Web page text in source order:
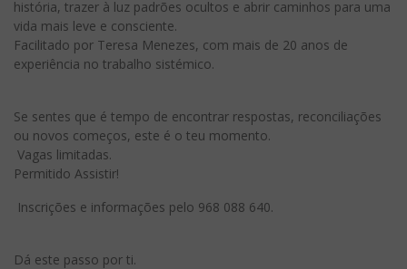
história, trazer à luz padrões ocultos e abrir caminhos para uma
vida mais leve e consciente.
Facilitado por Teresa Menezes, com mais de 20 anos de
experiência no trabalho sistémico.
Se sentes que é tempo de encontrar respostas, reconciliações
ou novos começos, este é o teu momento.
Vagas limitadas.
Permitido Assistir!
Inscrições e informações pelo 968 088 640.
Dá este passo por ti.